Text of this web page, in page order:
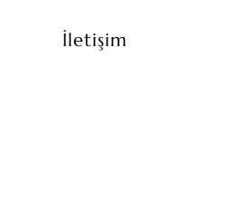
İletişim